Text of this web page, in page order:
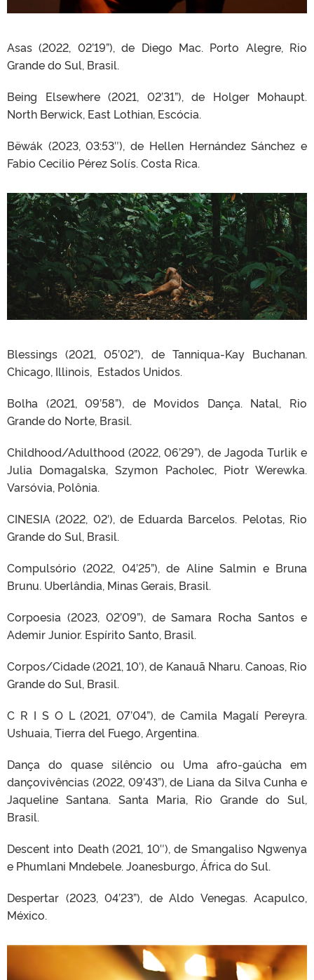
Asas (2022, 02’19”), de Diego Mac. Porto Alegre, Rio
Grande do Sul, Brasil.
Being Elsewhere (2021, 02’31”), de Holger Mohaupt.
North Berwick, East Lothian, Escócia.
Bëwák (2023, 03:53″), de Hellen Hernández Sánchez e
Fabio Cecilio Pérez Solís. Costa Rica.
Blessings (2021, 05’02”), de Tanniqua-Kay Buchanan.
Chicago, Illinois, Estados Unidos.
Bolha (2021, 09’58”), de Movidos Dança. Natal, Rio
Grande do Norte, Brasil.
Childhood/Adulthood (2022, 06’29”), de Jagoda Turlik e
Julia Domagalska, Szymon Pacholec, Piotr Werewka.
Varsóvia, Polônia.
CINESIA (2022, 02′), de Eduarda Barcelos. Pelotas, Rio
Grande do Sul, Brasil.
Compulsório (2022, 04’25”), de Aline Salmin e Bruna
Brunu. Uberlândia, Minas Gerais, Brasil.
Corpoesia (2023, 02’09”), de Samara Rocha Santos e
Ademir Junior. Espírito Santo, Brasil.
Corpos/Cidade (2021, 10′), de Kanauã Nharu. Canoas, Rio
Grande do Sul, Brasil.
C R I S O L (2021, 07’04”), de Camila Magalí Pereyra.
Ushuaia, Tierra del Fuego, Argentina.
Dança do quase silêncio ou Uma afro-gaúcha em
dançovivências (2022, 09’43”), de Liana da Silva Cunha e
Jaqueline Santana. Santa Maria, Rio Grande do Sul,
Brasil.
Descent into Death (2021, 10″), de Smangaliso Ngwenya
e Phumlani Mndebele. Joanesburgo, África do Sul.
Despertar (2023, 04’23”), de Aldo Venegas. Acapulco,
México.